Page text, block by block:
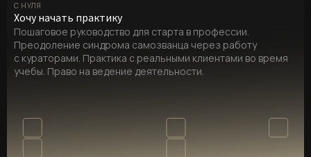
С НУЛЯ
Хочу начать практику
Пошаговое руководство для старта в профессии.
Преодоление синдрома самозванца через работу
с кураторами. Практика с реальными клиентами во время
учебы. Право на ведение деятельности.